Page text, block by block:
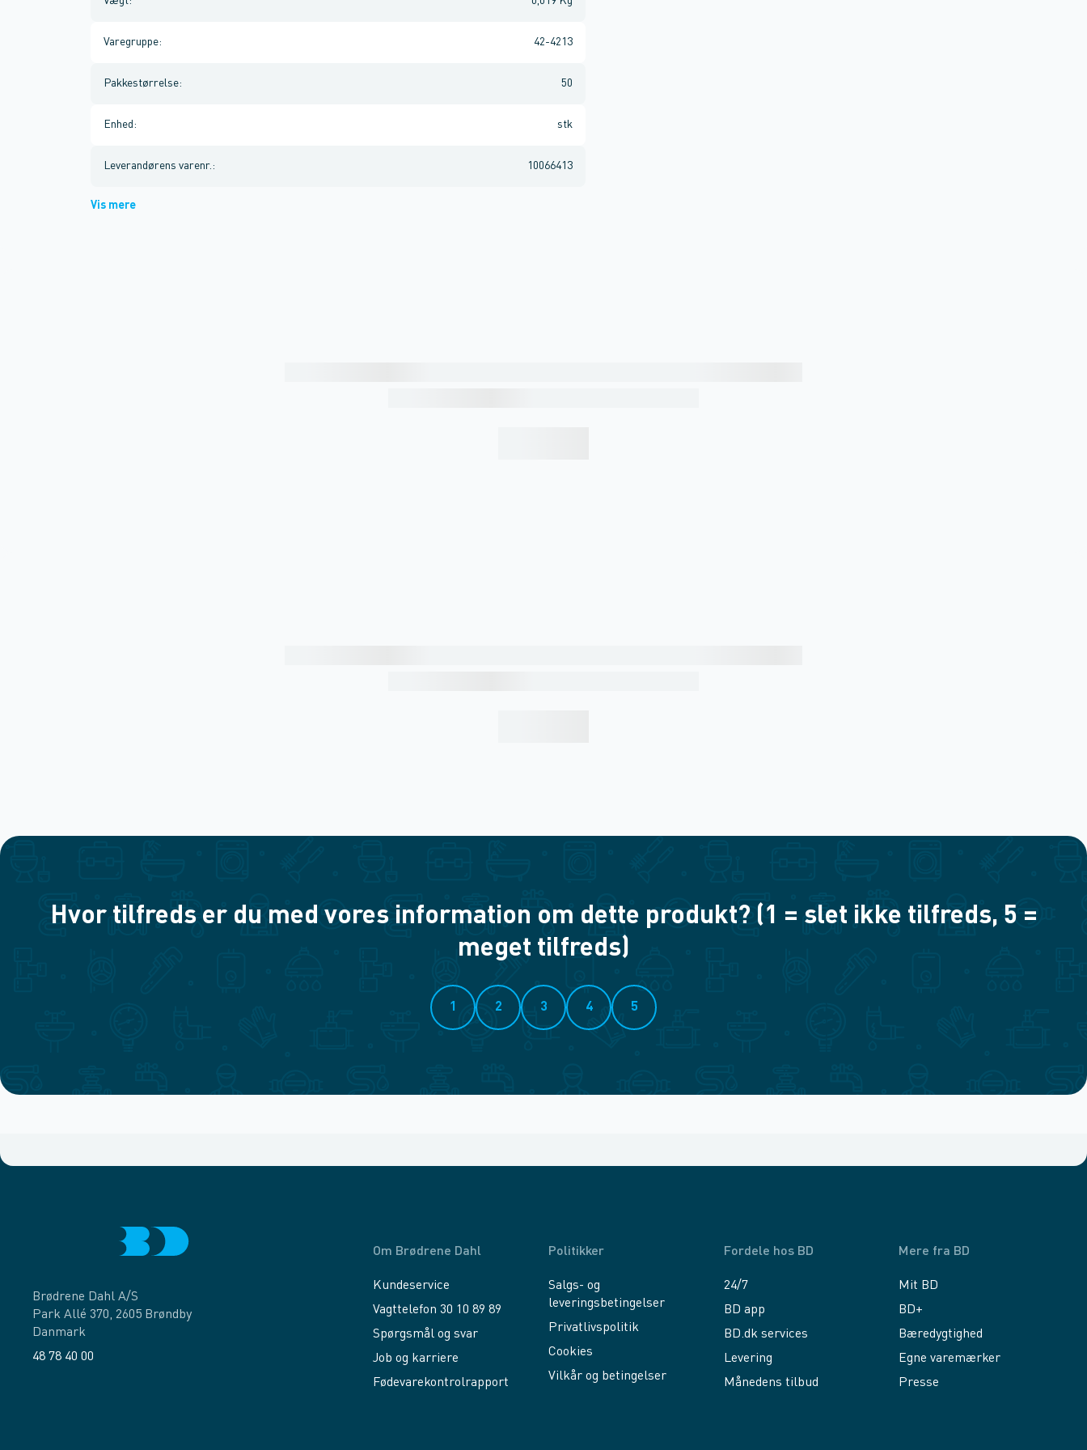
Varegruppe: 42-4213
Pakkestørrelse: 50
Enhed : stk
Leverandørens varenr. : 10066413
Vis mere
Hvor tilfreds er du med vores information om dette produkt? (1 = slet ikke tilfreds, 5 =
meget tilfreds)
1 2 3 4 5
Brødrene Dahl A/S
Park Allé 370, 2605 Brøndby
Danmark
48 78 40 00
Om Brødrene Dahl
Kundeservice
Vagttelefon 30 10 89 89
Spørgsmål og svar
Job og karriere
Fødevarekontrolrapport
Politikker
Salgs- og
leveringsbetingelser
Privatlivspolitik
Cookies
Vilkår og betingelser
Fordele hos BD
24/7
BD app
BD.dk services
Levering
Månedens tilbud
Mere fra BD
Mit BD
BD+
Bæredygtighed
Egne varemærker
Presse